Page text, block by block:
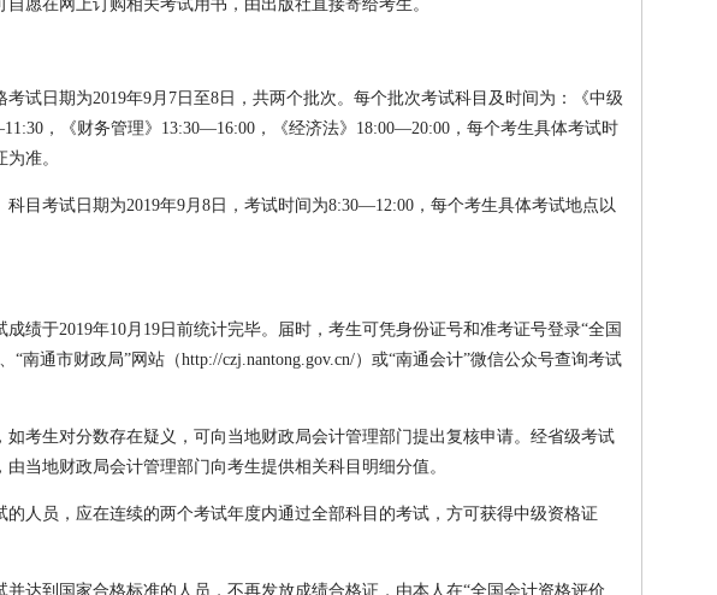
自愿在网上订购相关考试用书，由出版社直接寄给考生。
考试日期为2019年9月7日至8日，共两个批次。每个批次考试科目及时间为：《中级
，《财务管理》13:30—16:00，《经济法》18:00—20:00，每个考生具体考试时
准。
科目考试日期为2019年9月8日，考试时间为8:30—12:00，每个考生具体考试地点以
成绩于2019年10月19日前统计完毕。届时，考生可凭身份证号和准考证号登录“全国
“南通市财政局”网站（http://czj.nantong.gov.cn/）或“南通会计”微信公众号查询考试
如考生对分数存在疑义，可向当地财政局会计管理部门提出复核申请。经省级考试
由当地财政局会计管理部门向考生提供相关科目明细分值。
的人员，应在连续的两个考试年度内通过全部科目的考试，方可获得中级资格证
并达到国家合格标准的人员，不再发放成绩合格证，由本人在“全国会计资格评价